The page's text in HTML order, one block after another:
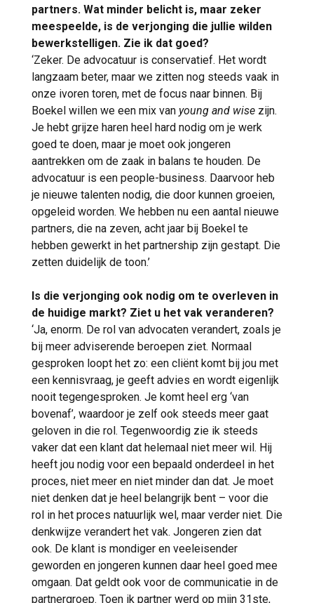
partners. Wat minder belicht is, maar zeker
meespeelde, is de verjonging die jullie wilden
bewerkstelligen. Zie ik dat goed?
‘Zeker. De advocatuur is conservatief. Het wordt
langzaam beter, maar we zitten nog steeds vaak in
onze ivoren toren, met de focus naar binnen. Bij
Boekel willen we een mix van young and wise zijn.
Je hebt grijze haren heel hard nodig om je werk
goed te doen, maar je moet ook jongeren
aantrekken om de zaak in balans te houden. De
advocatuur is een people-business. Daarvoor heb
je nieuwe talenten nodig, die door kunnen groeien,
opgeleid worden. We hebben nu een aantal nieuwe
partners, die na zeven, acht jaar bij Boekel te
hebben gewerkt in het partnership zijn gestapt. Die
zetten duidelijk de toon.’
Is die verjonging ook nodig om te overleven in
de huidige markt? Ziet u het vak veranderen?
‘Ja, enorm. De rol van advocaten verandert, zoals je
bij meer adviserende beroepen ziet. Normaal
gesproken loopt het zo: een cliënt komt bij jou met
een kennisvraag, je geeft advies en wordt eigenlijk
nooit tegengesproken. Je komt heel erg ‘van
bovenaf’, waardoor je zelf ook steeds meer gaat
geloven in die rol. Tegenwoordig zie ik steeds
vaker dat een klant dat helemaal niet meer wil. Hij
heeft jou nodig voor een bepaald onderdeel in het
proces, niet meer en niet minder dan dat. Je moet
niet denken dat je heel belangrijk bent – voor die
rol in het proces natuurlijk wel, maar verder niet. Die
denkwijze verandert het vak. Jongeren zien dat
ook. De klant is mondiger en veeleisender
geworden en jongeren kunnen daar heel goed mee
omgaan. Dat geldt ook voor de communicatie in de
partnergroep. Toen ik partner werd op mijn 31ste,